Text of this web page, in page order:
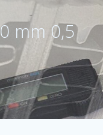
mm 0,5